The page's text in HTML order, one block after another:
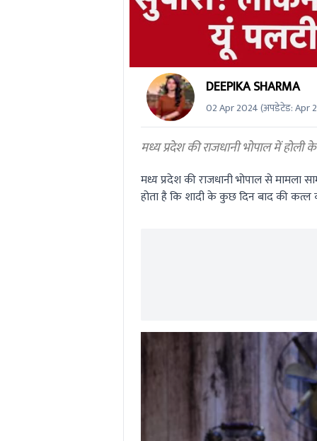
seconds
secondsVolume
0%
DEEPIKA SHARMA
02 Apr 2024(अपडेटेड:Apr
मध्य प्रदेश की राजधानी भोपाल में होली
मध्य प्रदेश की राजधानी भोपाल से मामला
होता है कि शादी के कुछ दिन बाद की कत्ल